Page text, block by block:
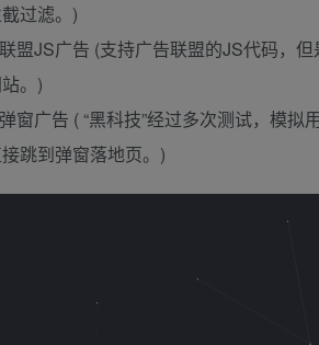
过滤。)
盟JS广告 (支持广告联盟的JS代码，
。)
窗广告 ( “黑科技”经过多次测试，模
跳到弹窗落地页。)